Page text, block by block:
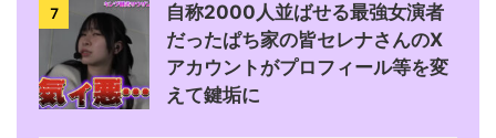
7
自称2000人並ばせる最強女演者
だったぱち家の皆セレナさんのX
アカウントがプロフィール等を変
えて鍵垢に